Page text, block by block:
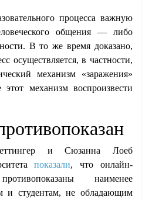
процесса важную
общения — либо
В то же время доказано,
осуществляется, в частности,
меха­низм «заражения»
механизм воспроизвести
и Сюзанна Лоеб
показали, что онлайн-
наименее
и студентам, не обладающим